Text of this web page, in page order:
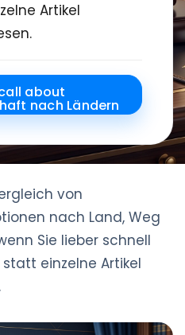
Artikel
about
nach Ländern
von
nach Land, Weg
Sie lieber schnell
einzelne Artikel